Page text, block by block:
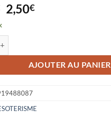
Le
prix
initial
18,00€.
2,50€Le
2,50€.
AJOUTER AU PANIER